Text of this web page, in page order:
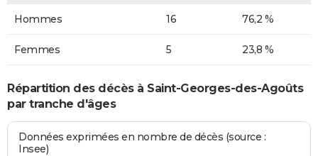
Hommes 16 76,2 %
Femmes 5 23,8 %
Répartition des décès à Saint-Georges-des-Agoûts
par tranche d'âges
Données exprimées en nombre de décès (source :
Insee)